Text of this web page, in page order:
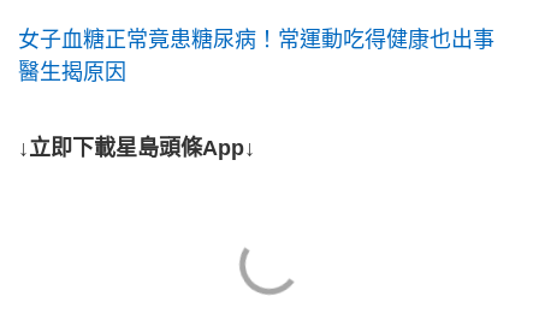
女子血糖正常竟患糖尿病！常運動吃得健康也出事
醫生揭原因
↓立即下載星島頭條App↓